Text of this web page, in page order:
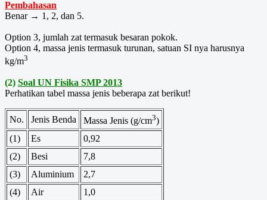
Pembahasan
Benar → 1, 2, dan 5.
Option 3, jumlah zat termasuk besaran pokok.
Option 4, massa jenis termasuk turunan, satuan SI nya harusnya
kg/m3
(2) Soal UN Fisika SMP 2013
Perhatikan tabel massa jenis beberapa zat berikut!
No. Jenis Benda Massa Jenis (g/cm3)
(1)
Es
0,92
(2)
Besi
7,8
(3)
Aluminium
2,7
(4)
Air
1,0